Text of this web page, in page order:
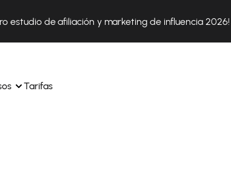
estudio de afiliación y marketing de influencia 2026!
un solo
Tarifas